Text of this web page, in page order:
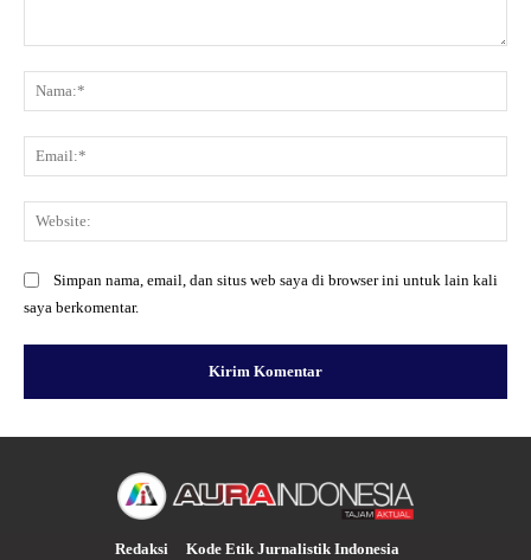
Simpan nama, email, dan situs web saya di browser ini untuk lain kali
saya berkomentar.
Redaksi
Kode Etik Jurnalistik Indonesia